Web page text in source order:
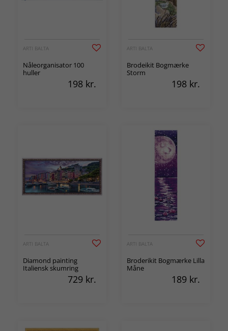
ARTI BALTA
Nåleorganisator 100
huller
198 kr.
ARTI BALTA
Brodeikit Bogmærke
Storm
198 kr.
ARTI BALTA
Diamond painting
Italiensk skumring
729 kr.
ARTI BALTA
Broderikit Bogmærke Lilla
Måne
189 kr.